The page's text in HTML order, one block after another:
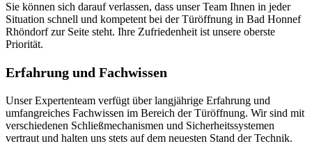
Sie können sich darauf verlassen, dass unser Team Ihnen in jeder
Situation schnell und kompetent bei der Türöffnung in Bad Honnef
Rhöndorf zur Seite steht.​ Ihre Zufriedenheit ist unsere oberste
Priorität.​
Erfahrung und Fachwissen
Unser Expertenteam verfügt über langjährige Erfahrung und
umfangreiches Fachwissen im Bereich der Türöffnung.​ Wir sind mit
verschiedenen Schließmechanismen und Sicherheitssystemen
vertraut und halten uns stets auf dem neuesten Stand der Technik.​